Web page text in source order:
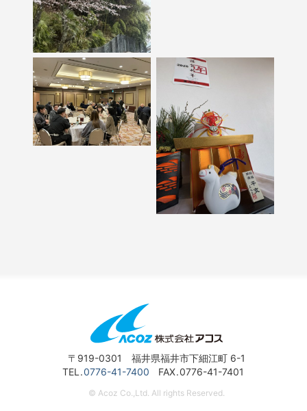
〒919-0301 福井県福井市下細江町 6-1
TEL
0776-41-7400 FAX 0776-41-7401
© Acoz Co.,Ltd. All rights Reserved.